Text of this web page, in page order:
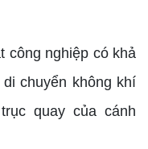
nghiệp có khả
chuyển không khí
quay của cánh